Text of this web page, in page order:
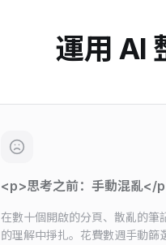
運用 AI
<p>思考之前：手動混亂</
在數十個開啟的分頁、散亂的筆
的理解中掙扎。花費數週手動篩